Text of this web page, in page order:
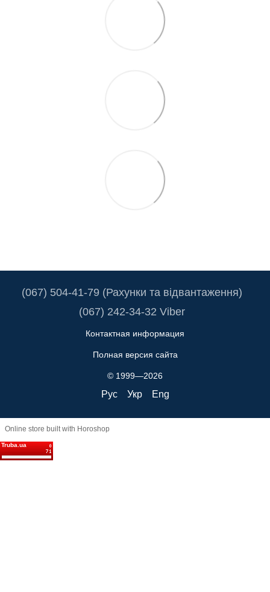
(067) 504-41-79 (Рахунки та відвантаження)
(067) 242-34-32 Viber
Контактная информация
Полная версия сайта
© 1999—2026
Рус Укр Eng
Online store built with Horoshop
Truba.ua